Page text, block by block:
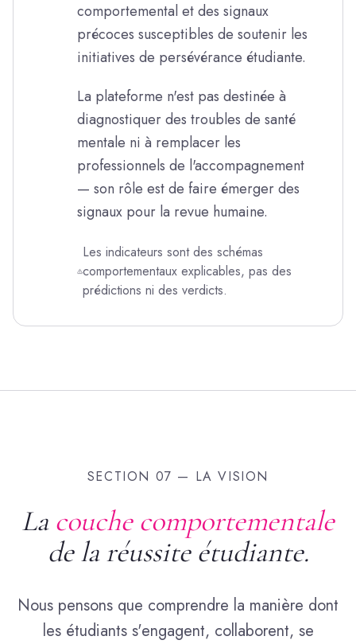
comportemental et des signaux
précoces susceptibles de soutenir les
initiatives de persévérance étudiante.
La plateforme n'est pas destinée à
diagnostiquer des troubles de santé
mentale ni à remplacer les
professionnels de l'accompagnement
— son rôle est de faire émerger des
signaux pour la revue humaine.
Les indicateurs sont des schémas
comportementaux explicables, pas des
prédictions ni des verdicts.
SECTION 07 — LA VISION
La couche comportementale
de la réussite étudiante.
Nous pensons que comprendre la manière dont
les étudiants s'engagent, collaborent, se